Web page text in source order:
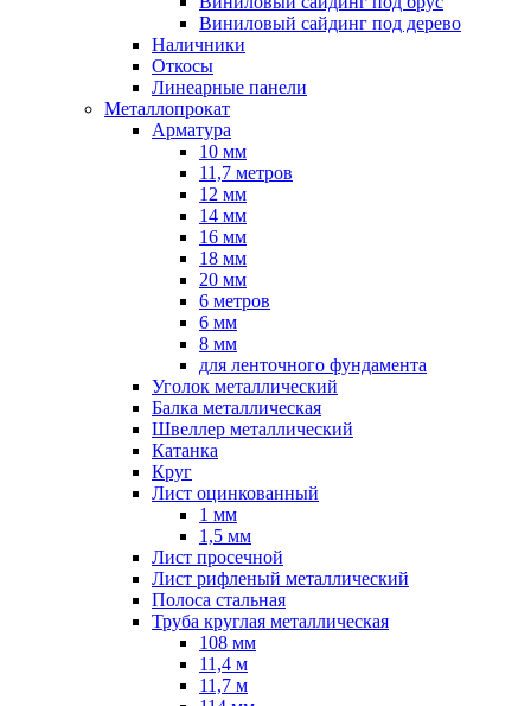
Виниловый сайдинг под дерево
Наличники
Откосы
Линеарные панели
Металлопрокат
Арматура
10 мм
11,7 метров
12 мм
14 мм
16 мм
18 мм
20 мм
6 метров
6 мм
8 мм
для ленточного фундамента
Уголок металлический
Балка металлическая
Швеллер металлический
Катанка
Круг
Лист оцинкованный
1 мм
1,5 мм
Лист просечной
Лист рифленый металлический
Полоса стальная
Труба круглая металлическая
108 мм
11,4 м
11,7 м